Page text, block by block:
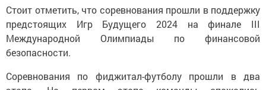
Стоит отметить, что соревнования прошли в поддержку
предстоящих Игр Будущего 2024 на финале III
Международной Олимпиады по финансовой
безопасности.
Соревнования по фиджитал-футболу прошли в два